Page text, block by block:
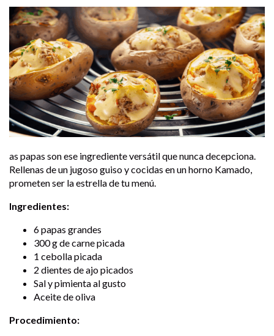
as papas son ese ingrediente versátil que nunca decepciona.
Rellenas de un jugoso guiso y cocidas en un horno Kamado,
prometen ser la estrella de tu menú.
Ingredientes:
6 papas grandes
300 g de carne picada
1 cebolla picada
2 dientes de ajo picados
Sal y pimienta al gusto
Aceite de oliva
Procedimiento: